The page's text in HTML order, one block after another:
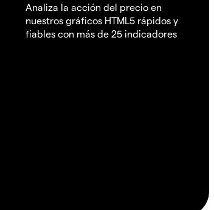
Analiza la acción del precio en
nuestros gráficos HTML5 rápidos y
fiables con más de 25 indicadores